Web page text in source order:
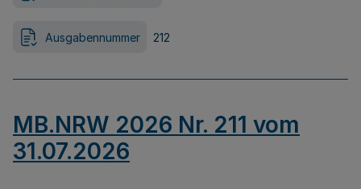
Ausgabennummer 212
MB.NRW 2026 Nr. 211 vom
31.07.2026